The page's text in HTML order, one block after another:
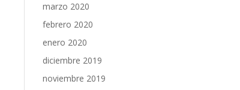
marzo 2020
febrero 2020
enero 2020
diciembre 2019
noviembre 2019